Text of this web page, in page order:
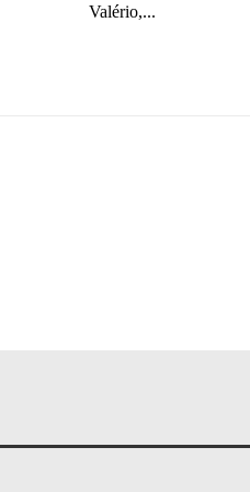
Valério,...